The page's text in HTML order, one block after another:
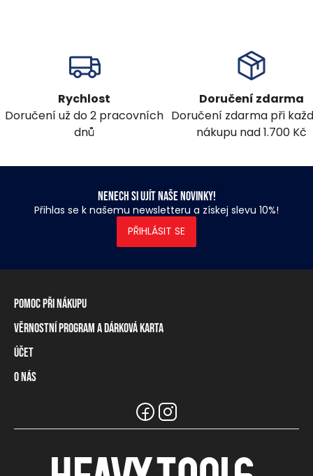
Rychlost
Doručení už do 2 pracovních
dnů
Doručení zdarma
Doručení zdarma při
nákupu nad 1.700 Kč
Nenech si ujít naše novinky!
Přihlas se k našemu newsletteru a získej slevu 10%!
PŘIHLÁSIT SE
Pomoc při nákupu
Informace o dopravě
Způsoby platby
Tabulka rozměrů
Věrnostní program a dárková karta
Věrnostní program
Dárková karta
Účet
Přihlášení / Registrace
O nás